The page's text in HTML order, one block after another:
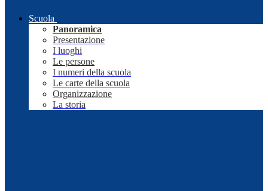
Scuola
Panoramica
Presentazione
I luoghi
Le persone
I numeri della scuola
Le carte della scuola
Organizzazione
La storia